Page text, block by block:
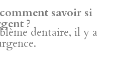
savoir si
?
dentaire, il y a